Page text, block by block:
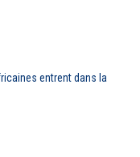
entrent dans la